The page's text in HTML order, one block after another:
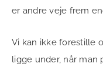
er andre veje frem
Vi kan ikke forestille
ligge under, når